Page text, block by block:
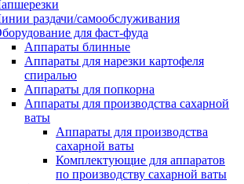
раздачи/самообслуживания
для фаст-фуда
Аппараты блинные
Аппараты для нарезки картофеля
спиралью
Аппараты для попкорна
Аппараты для производства сахарной
ваты
Аппараты для производства
сахарной ваты
Комплектующие для аппаратов
по производству сахарной ваты